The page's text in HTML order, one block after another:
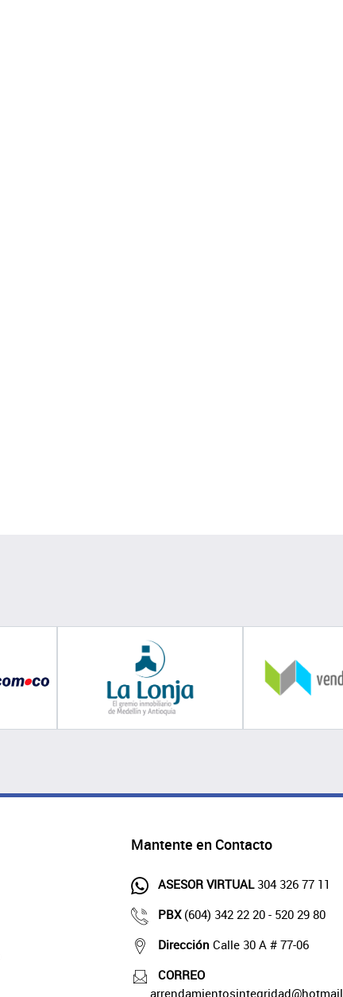
Mantente en Contacto
ASESOR VIRTUAL304 326 77 11
PBX (604) 342 22 20 - 520 29 80
Dirección Calle 30 A # 77-06
CORREO